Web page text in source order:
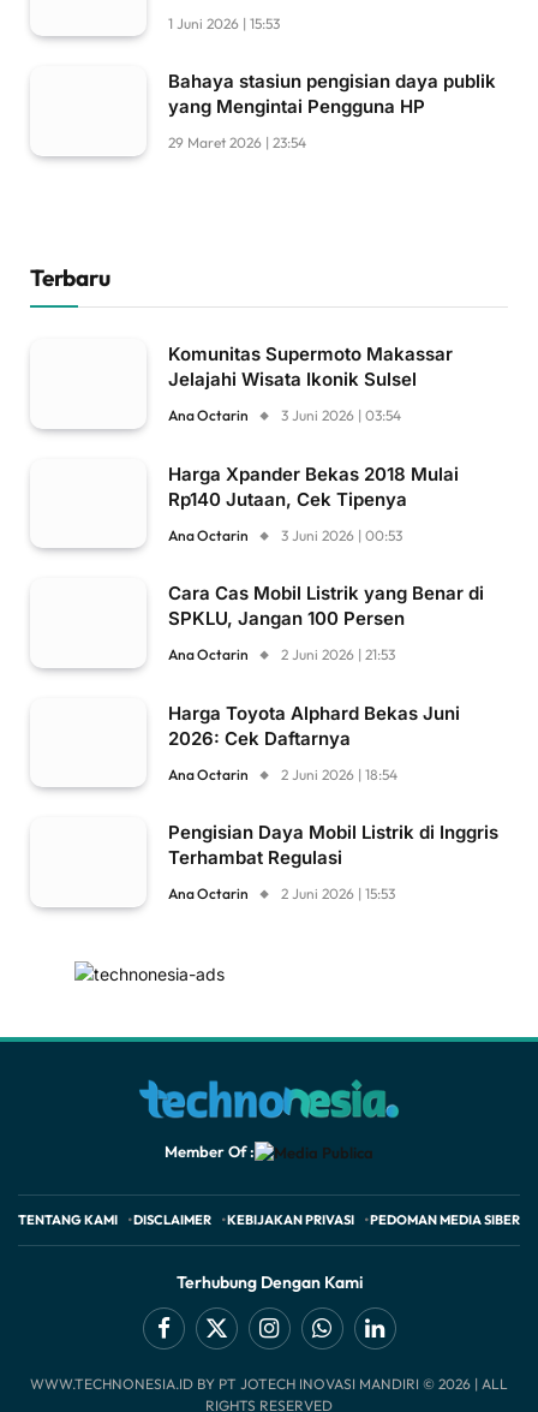
1 Juni 2026 | 15:53
Bahaya stasiun pengisian daya publik
yang Mengintai Pengguna HP
29 Maret 2026 | 23:54
Terbaru
Komunitas Supermoto Makassar
Jelajahi Wisata Ikonik Sulsel
Ana Octarin 3 Juni 2026 | 03:54
Harga Xpander Bekas 2018 Mulai
Rp140 Jutaan, Cek Tipenya
Ana Octarin 3 Juni 2026 | 00:53
Cara Cas Mobil Listrik yang Benar di
SPKLU, Jangan 100 Persen
Ana Octarin 2 Juni 2026 | 21:53
Harga Toyota Alphard Bekas Juni
2026: Cek Daftarnya
Ana Octarin 2 Juni 2026 | 18:54
Pengisian Daya Mobil Listrik di Inggris
Terhambat Regulasi
Ana Octarin 2 Juni 2026 | 15:53
Member Of :
TENTANG KAMI DISCLAIMER KEBIJAKAN PRIVASI PEDOMAN MEDIA SIBER
Terhubung Dengan Kami
Facebook
X
(Twitter)
InstagramWhatsAppLinkedIn
WWW.TECHNONESIA.ID BY PT JOTECH INOVASI MANDIRI © 2026 | ALL
RIGHTS RESERVED